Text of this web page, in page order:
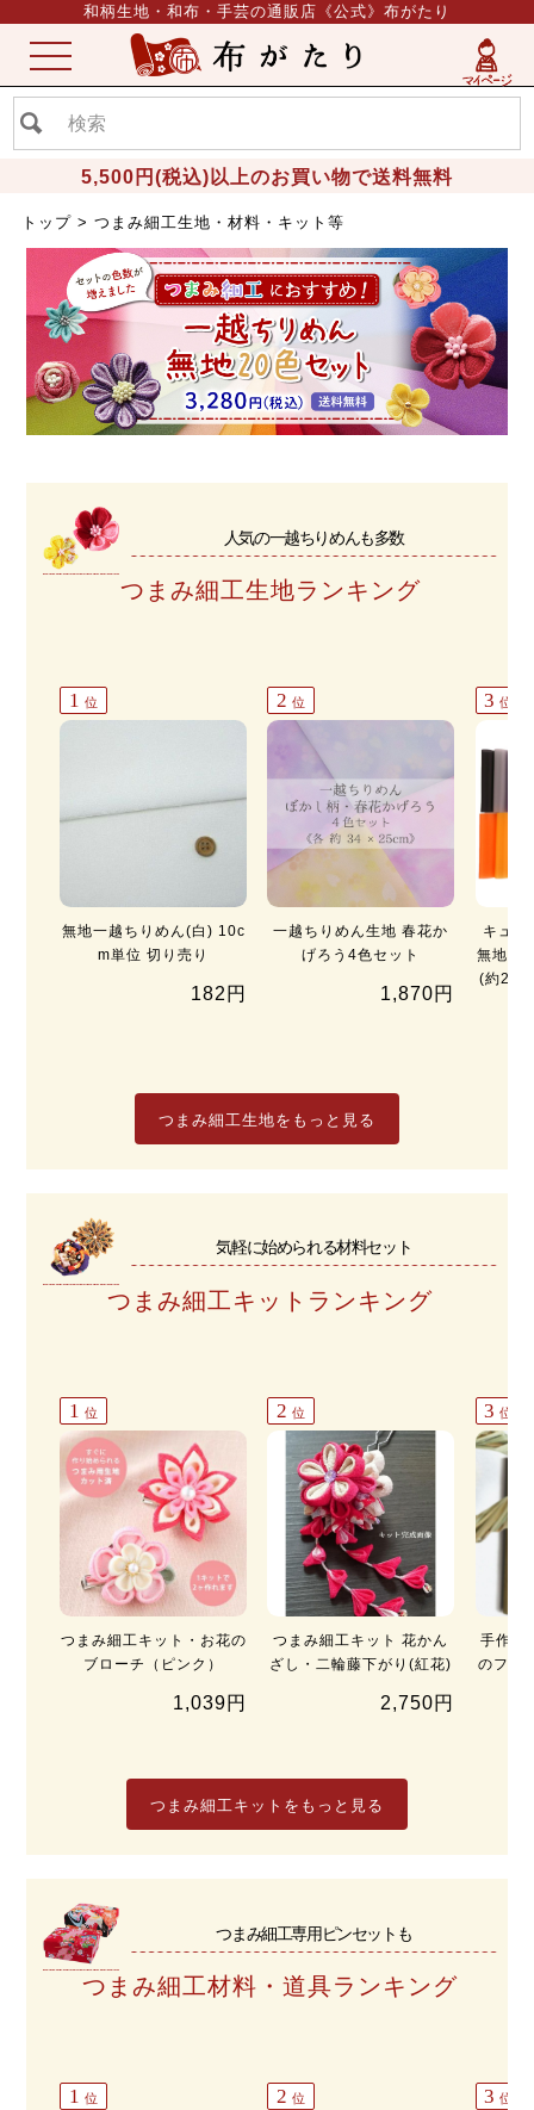
和柄生地・和布・手芸の通販店《公式》布がたり
5,500円(税込)以上のお買い物で送料無料
ME
NU
トップ つまみ細工生地・材料・キット等
人気の一越ちりめんも多数
つまみ細工生地ランキング
1 位
無地一越ちりめん(白) 10c
m単位 切り売り
182円
2 位
一越ちりめん生地 春花か
げろう4色セット
1,870円
3 位
キュプ
無地19
(約
つまみ細工生地をもっと見る
気軽に始められる材料セット
つまみ細工キットランキング
1 位
つまみ細工キット・お花の
ブローチ（ピンク）
1,039円
2 位
つまみ細工キット 花かん
ざし・二輪藤下がり(紅花)
2,750円
3 位
手作り
のフラ
つまみ細工キットをもっと見る
つまみ細工専用ピンセットも
つまみ細工材料・道具ランキング
1 位 2 位 3 位